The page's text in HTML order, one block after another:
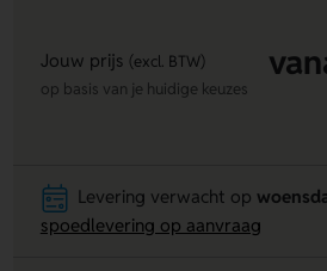
Jouw prijs (excl. BTW)
op basis van je huidige keuzes
Levering verwacht op
spoedlevering op aanvraag